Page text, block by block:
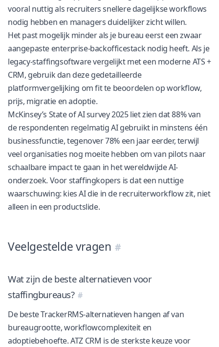
vooral nuttig als recruiters snellere dagelijkse workflows
nodig hebben en managers duidelijker zicht willen.
Het past mogelijk minder als je bureau eerst een zwaar
aangepaste enterprise-backofficestack nodig heeft. Als je
legacy-staffingsoftware vergelijkt met een moderne ATS +
CRM, gebruik dan dezegedetailleerde
platformvergelijking om fit te beoordelen op workflow,
prijs, migratie en adoptie.
McKinsey’s State of AI survey 2025 liet zien dat 88% van
de respondenten regelmatig AI gebruikt in minstens één
businessfunctie, tegenover 78% een jaar eerder, terwijl
veel organisaties nog moeite hebben om van pilots naar
schaalbare impact te gaan in het wereldwijde AI-
onderzoek. Voor staffingkopers is dat een nuttige
waarschuwing: kies AI die in de recruiterworkflow zit, niet
alleen in een productslide.
Veelgestelde vragen
Wat zijn de beste alternatieven voor
staffingbureaus?
De beste TrackerRMS-alternatieven hangen af van
bureaugrootte, workflowcomplexiteit en
adoptiebehoefte. ATZ CRM is de sterkste keuze voor